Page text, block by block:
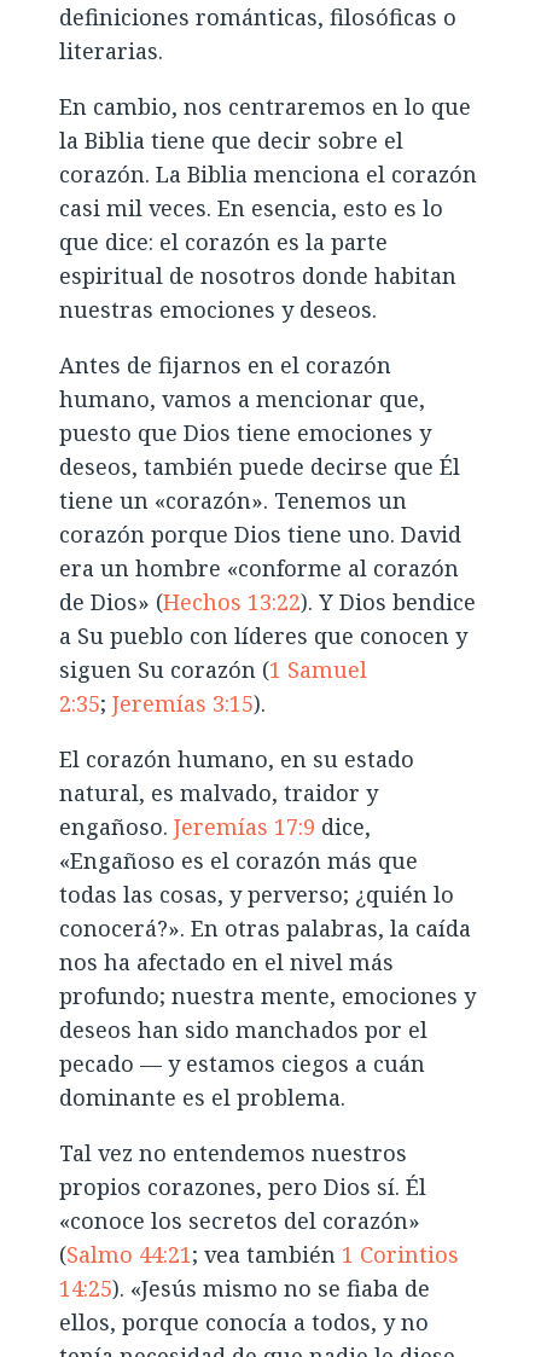
definiciones románticas, filosóficas o
literarias.
En cambio, nos centraremos en lo que
la Biblia tiene que decir sobre el
corazón. La Biblia menciona el corazón
casi mil veces. En esencia, esto es lo
que dice: el corazón es la parte
espiritual de nosotros donde habitan
nuestras emociones y deseos.
Antes de fijarnos en el corazón
humano, vamos a mencionar que,
puesto que Dios tiene emociones y
deseos, también puede decirse que Él
tiene un «corazón». Tenemos un
corazón porque Dios tiene uno. David
era un hombre «conforme al corazón
de Dios» (Hechos 13:22). Y Dios bendice
a Su pueblo con líderes que conocen y
siguen Su corazón (1 Samuel
2:35;Jeremías 3:15).
El corazón humano, en su estado
natural, es malvado, traidor y
engañoso.Jeremías 17:9 dice,
«Engañoso es el corazón más que
todas las cosas, y perverso; ¿quién lo
conocerá?». En otras palabras, la caída
nos ha afectado en el nivel más
profundo; nuestra mente, emociones y
deseos han sido manchados por el
pecado — y estamos ciegos a cuán
dominante es el problema.
Tal vez no entendemos nuestros
propios corazones, pero Dios sí. Él
«conoce los secretos del corazón»
(Salmo 44:21; vea también 1 Corintios
14:25). «Jesús mismo no se fiaba de
ellos, porque conocía a todos, y no